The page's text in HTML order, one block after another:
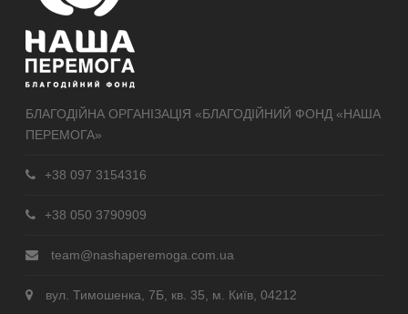
БЛАГОДІЙНА ОРГАНІЗАЦІЯ «БЛАГОДІЙНИЙ ФОНД «НАША
ПЕРЕМОГА»
+38 097 3154316
+38 050 3790909
team@nashaperemoga.com.ua
вул. Тимошенка, 7Б, кв. 35, м. Київ, 04212